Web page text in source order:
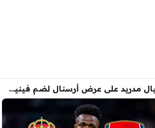
رد ريال مدريد على عرض أرسنال لضم فينيسيوس